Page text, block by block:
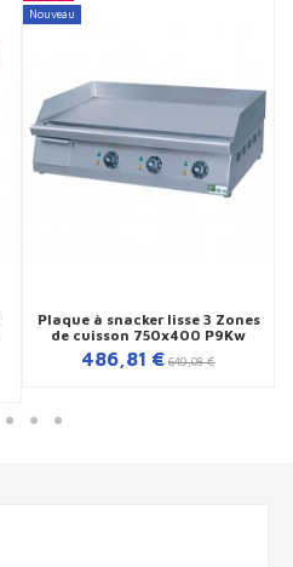
Nouveau
Plaque à snacker lisse 3 Zones
de cuisson 750x400 P9Kw
486,81 € 649,08 €